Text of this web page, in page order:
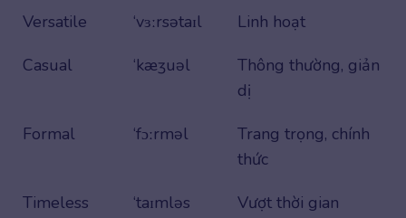
Versatile
‘vɜːrsətaɪl
Linh hoạt
Casual
‘kæʒuəl
Thông thường, giản
dị
Formal
‘fɔːrməl
Trang trọng, chính
thức
Timeless
‘taɪmləs Vượt thời gian